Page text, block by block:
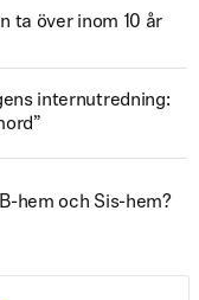
ta över inom 10 år
internutredning:
hem och Sis-hem?